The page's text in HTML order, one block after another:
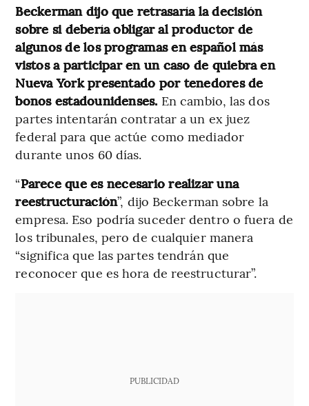
Beckerman dijo que retrasaría la decisión
sobre si debería obligar al productor de
algunos de los programas en español más
vistos a participar en un caso de quiebra en
Nueva York presentado por tenedores de
bonos estadounidenses. En cambio, las dos
partes intentarán contratar a un ex juez
federal para que actúe como mediador
durante unos 60 días.
“Parece que es necesario realizar una
reestructuración”, dijo Beckerman sobre la
empresa. Eso podría suceder dentro o fuera de
los tribunales, pero de cualquier manera
“significa que las partes tendrán que
reconocer que es hora de reestructurar”.
PUBLICIDAD